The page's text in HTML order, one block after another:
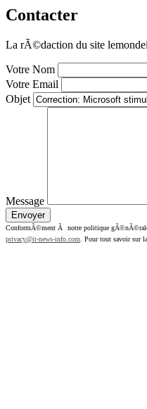
Contacter
La rÃ©daction du site
Votre Nom
Votre Email
Objet
Message
ConformÃ©ment Ã notre politique gÃ©nÃ©rale
privacy@it-news-info.com . Pour tout savoir sur